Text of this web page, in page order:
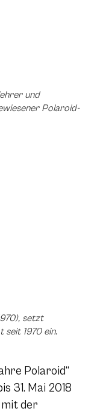
und
Polaroid-
setzt
1970 ein.
Polaroid“
31. Mai 2018
mit der